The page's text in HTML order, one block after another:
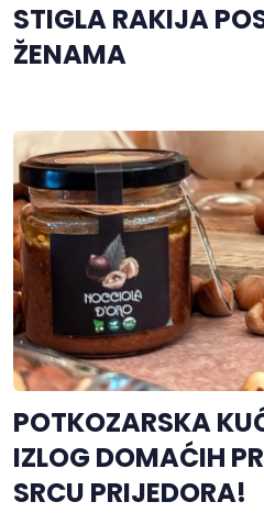
STIGLA RAKIJA
ŽENAMA
POTKOZARSKA
IZLOG DOMAĆIH
SRCU PRIJEDORA!